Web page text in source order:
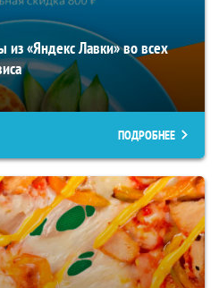
из «Яндекс Лавки» во всех
ПОДРОБНЕЕ